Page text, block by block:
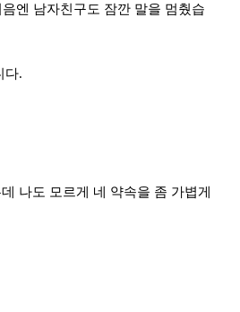
엔 남자친구도 잠깐 말을 멈췄습
다.
나도 모르게 네 약속을 좀 가볍게